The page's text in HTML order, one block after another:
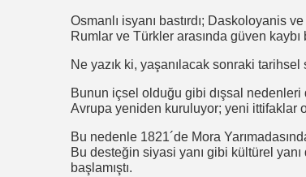
Osmanlı isyanı bastırdı; Daskoloyanis
Rumlar ve Türkler arasında güven kaybı
Ne yazık ki, yaşanılacak sonraki
Bunun içsel olduğu gibi dışsal
Avrupa yeniden kuruluyor; yeni ittifaklar
Bu nedenle 1821´de Mora
Bu desteğin siyasi yanı gibi kültürel yanı
başlamıştı.